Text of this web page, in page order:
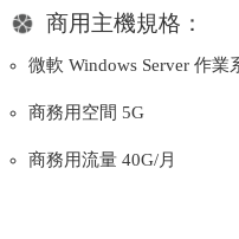
商用主機規格：
微軟 Windows Server 作業
商務用空間 5G
商務用流量 40G/月